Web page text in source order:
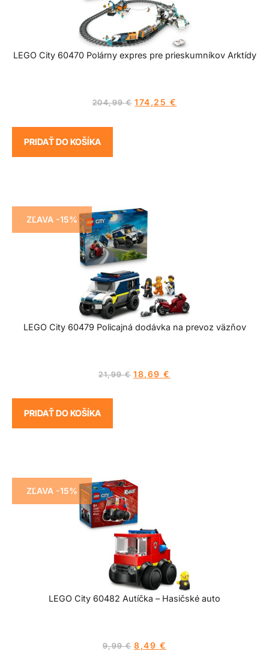
LEGO City 60470 Polárny expres pre prieskumníkov Arktídy
204,99€ 174,25 €
PRIDAŤ DO KOŠÍKA
ZĽAVA -15%
LEGO City 60479 Policajná dodávka na prevoz väzňov
21,99€ 18,69€
PRIDAŤ DO KOŠÍKA
ZĽAVA -15%
LEGO City 60482 Autíčka – Hasičské auto
9,99€ 8,49 €